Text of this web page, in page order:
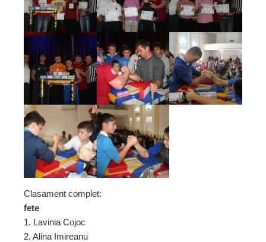
Clasament complet:
fete
1. Lavinia Cojoc
2. Alina Imireanu